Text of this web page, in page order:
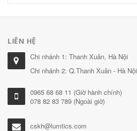
LIÊN HỆ
Chi nhánh 1: Thanh Xuân, Hà Nội
Chi nhánh 2: Q.Thanh Xuân - Hà Nội
0965 68 68 11 (Giờ hành chính)
078 82 83 789 (Ngoài giờ)
cskh@lumtics.com